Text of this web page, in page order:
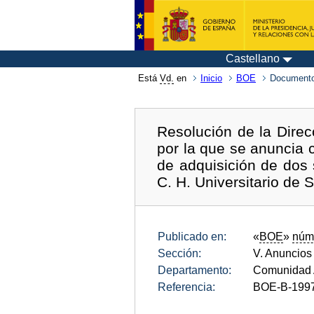
Castellano
Está Vd. en Inicio BOE
Resolución de la
por la que se anuncia
de adquisición de dos
C. H. Universitario de
Publicado en: «BOE»
Sección:
V. Anuncios
Departamento:
Comunidad
Referencia:
BOE-B-